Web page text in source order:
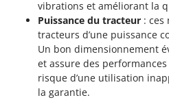
vibrations et améliorant la
Puissance du tracteur : ces
tracteurs d’une puissance
Un bon dimensionnement
et assure des
risque d’une utilisation
la garantie.